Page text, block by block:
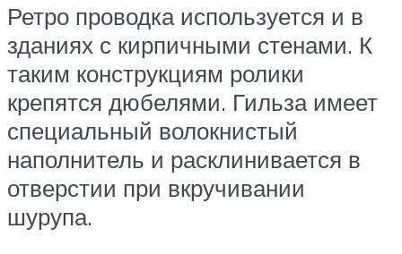
Ретро проводка используется и в
зданиях с кирпичными стенами. К
таким конструкциям ролики
крепятся дюбелями. Гильза имеет
специальный волокнистый
наполнитель и расклинивается в
отверстии при вкручивании
шурупа.